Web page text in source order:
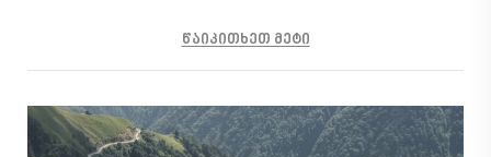
წაიკითხეთ მეტი